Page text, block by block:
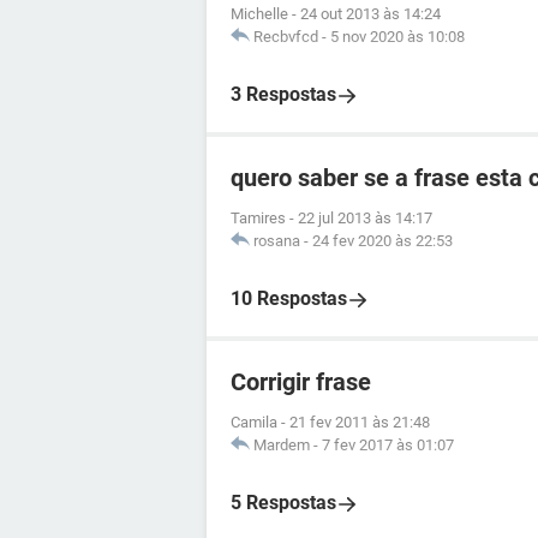
Michelle - 24 out 2013 às 14:24
Recbvfcd - 5 nov 2020 às 10:08
3 Respostas
quero saber se a frase esta
Tamires - 22 jul 2013 às 14:17
rosana - 24 fev 2020 às 22:53
10 Respostas
Corrigir frase
Camila - 21 fev 2011 às 21:48
Mardem - 7 fev 2017 às 01:07
5 Respostas